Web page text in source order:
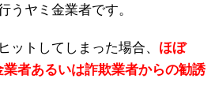
うヤミ金業者です。
ットしてしまった場合、 ほぼ
者あるいは詐欺業者からの勧誘